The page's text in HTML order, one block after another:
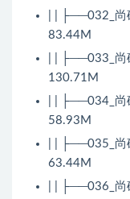
| | ├──032_尚
83.44M
| | ├──033_尚
130.71M
| | ├──034_尚
58.93M
| | ├──035_尚
63.44M
| | ├──036_尚